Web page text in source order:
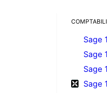
Sage
Sage
Sage
Sage